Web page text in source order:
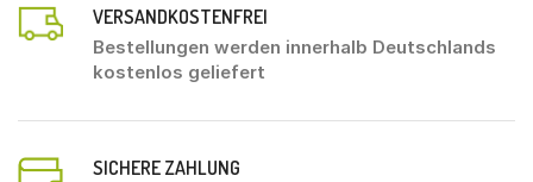
VERSANDKOSTENFREI
Bestellungen werden innerhalb Deutschlands
kostenlos geliefert
SICHERE ZAHLUNG